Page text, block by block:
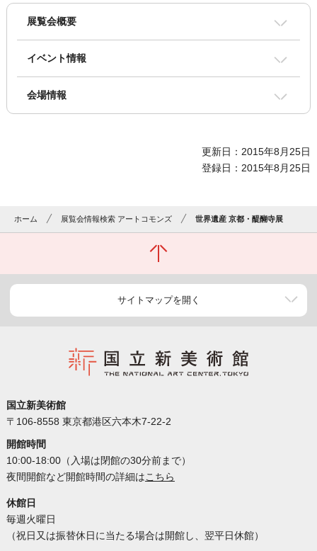
展覧会概要
イベント情報
会場情報
更新日：2015年8月25日
登録日：2015年8月25日
ホーム 展覧会情報検索 アートコモンズ 世界遺産 京都・醍醐寺展
サイトマップを開く
国立新美術館
〒106-8558 東京都港区六本木7-22-2
開館時間
10:00-18:00（入場は閉館の30分前まで）
夜間開館など開館時間の詳細はこちら
休館日
毎週火曜日
（祝日又は振替休日に当たる場合は開館し、翌平日休館）